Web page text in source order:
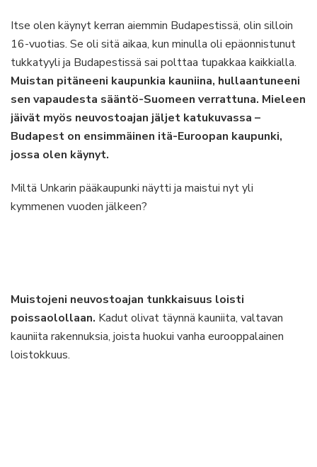
Itse olen käynyt kerran aiemmin Budapestissä, olin silloin
16-vuotias. Se oli sitä aikaa, kun minulla oli epäonnistunut
tukkatyyli ja Budapestissä sai polttaa tupakkaa kaikkialla.
Muistan pitäneeni kaupunkia kauniina, hullaantuneeni
sen vapaudesta sääntö-Suomeen verrattuna. Mieleen
jäivät myös neuvostoajan jäljet katukuvassa –
Budapest on ensimmäinen itä-Euroopan kaupunki,
jossa olen käynyt.
Miltä Unkarin pääkaupunki näytti ja maistui nyt yli
kymmenen vuoden jälkeen?
Muistojeni neuvostoajan tunkkaisuus loisti
poissaolollaan. Kadut olivat täynnä kauniita, valtavan
kauniita rakennuksia, joista huokui vanha eurooppalainen
loistokkuus.